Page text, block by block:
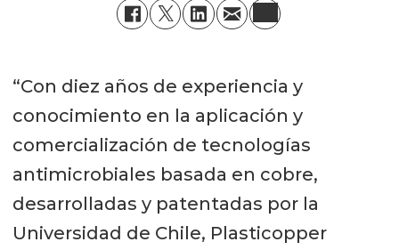
“Con diez años de experiencia y
conocimiento en la aplicación y
comercialización de tecnologías
antimicrobiales basada en cobre,
desarrolladas y patentadas por la
Universidad de Chile, Plasticopper